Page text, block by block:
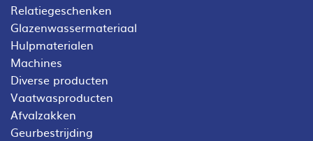
Relatiegeschenken
Glazenwassermateriaal
Hulpmaterialen
Machines
Diverse producten
Vaatwasproducten
Afvalzakken
Geurbestrijding